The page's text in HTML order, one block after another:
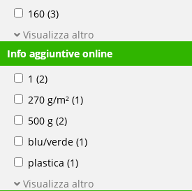
160 (3)
Visualizza altro
Info aggiuntive online
1 (2)
270 g/m² (1)
500 g (2)
blu/verde (1)
plastica (1)
Visualizza altro